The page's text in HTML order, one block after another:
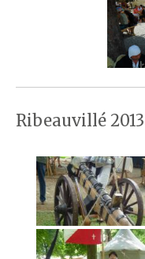
Ribeauvillé 2013